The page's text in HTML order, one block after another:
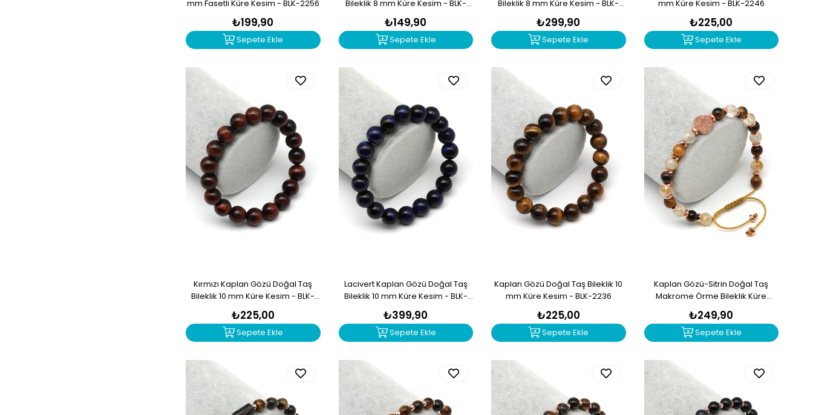
mm Fasetli Küre Kesim - BLK-2256
₺199,90
Sepete Ekle
Bileklik 8 mm Küre Kesim - BLK-
2253
₺149,90
Sepete Ekle
Bileklik 8 mm Küre Kesim - BLK-
2249
₺299,90
Sepete Ekle
mm Küre Kesim - BLK-2246
₺225,00
Sepete Ekle
Kırmızı Kaplan Gözü Doğal Taş
Bileklik 10 mm Küre Kesim - BLK-
₺225,00
Sepete Ekle
Lacivert Kaplan Gözü Doğal Taş
Bileklik 10 mm Küre Kesim - BLK-
2240
₺399,90
Sepete Ekle
Kaplan Gözü Doğal Taş Bileklik 10
mm Küre Kesim - BLK-2236
₺225,00
Sepete Ekle
Kaplan Gözü-Sitrin Doğal Taş
Makrome Örme Bileklik Küre
Kesim - BMK-670
₺249,90
Sepete Ekle